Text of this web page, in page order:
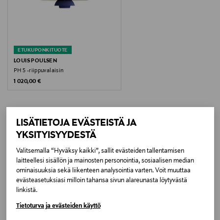
LISÄTIETOJA EVÄSTEISTÄ JA
YKSITYISYYDESTÄ
Valitsemalla “Hyväksy kaikki”, sallit evästeiden tallentamisen
laitteellesi sisällön ja mainosten personointia, sosiaalisen median
ominaisuuksia sekä liikenteen analysointia varten. Voit muuttaa
evästeasetuksiasi milloin tahansa sivun alareunasta löytyvästä
linkistä.
Tietoturva ja evästeiden käyttö
Valonlähde
20W GU10
Väri
MUSTA
Koko
ETUKUPONKITUOTE
LOUIS POULSEN
PH 5 -riippuvalaisin
Original Price
1 020,00 €
LISÄÄ KIINNOSTAVIA
TUOTTEITA